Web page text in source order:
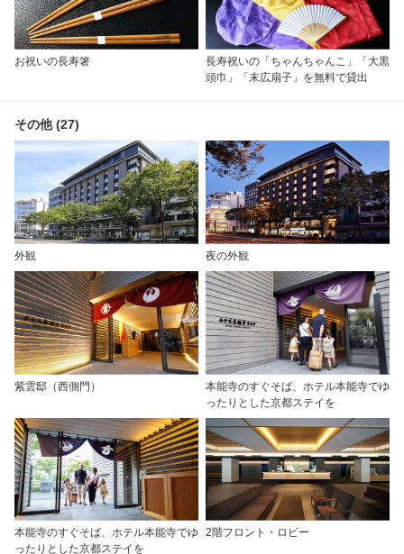
お祝いの長寿箸
長寿祝いの「ちゃんちゃんこ」「大黒
頭巾」「末広扇子」を無料で貸出
その他 (27)
外観 夜の外観
紫雲邸（西側門）
本能寺のすぐそば、ホテル本能寺でゆ
ったりとした京都ステイを
本能寺のすぐそば、ホテル本能寺でゆ
ったりとした京都ステイを
2階フロント・ロビー